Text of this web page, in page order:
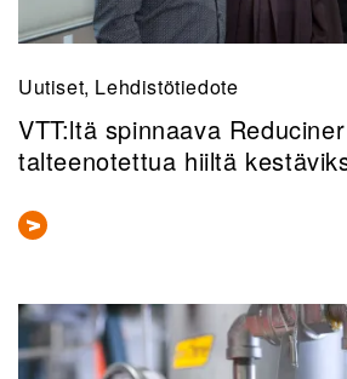
Uutiset, Lehdistötiedote
VTT:ltä spinnaava
talteenotettua hiiltä